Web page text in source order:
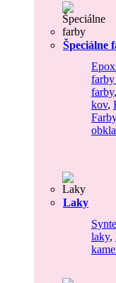
Špeciálne
farby
farby,
kov,
Laky
laky,